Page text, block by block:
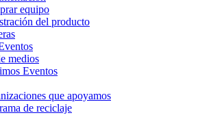
equipo
del producto
medios
Eventos
que apoyamos
de reciclaje